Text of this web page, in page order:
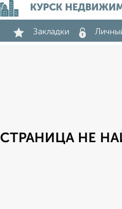
КУРСК
Закладки
СТРАНИЦА НЕ